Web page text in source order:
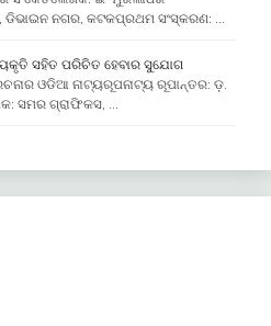
ଡିଭାଇନ ନଗର, କଟକପ୍ରଥମ ସଂସ୍କରଣ: …
ସହିତ ପରିଚିତ ହେବାର ସୁଯୋଗ
ଓଡିଆ ନାଟ୍ୟରୂପନାଟ୍ୟ ରୂପାନ୍ତର: ଡ଼.
ସମର ଗ୍ରାଫିକସ, …